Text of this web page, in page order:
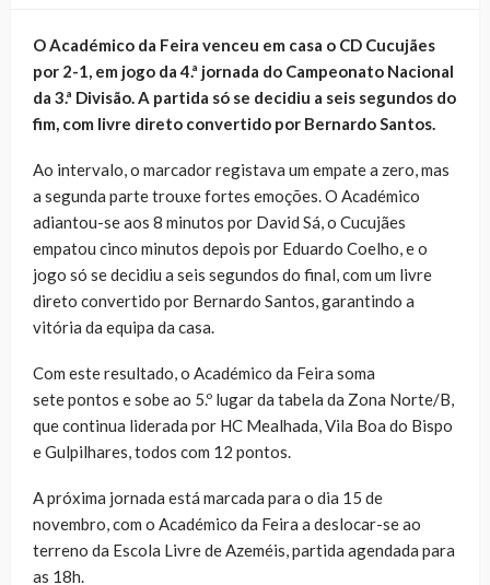
O Académico da Feira venceu em casa o CD Cucujães
por 2-1, em jogo da 4.ª jornada do Campeonato Nacional
da 3.ª Divisão. A partida só se decidiu a seis segundos do
fim, com livre direto convertido por Bernardo Santos.
Ao intervalo, o marcador registava um empate a zero, mas
a segunda parte trouxe fortes emoções. O Académico
adiantou-se aos 8 minutos por David Sá, o Cucujães
empatou cinco minutos depois por Eduardo Coelho, e o
jogo só se decidiu a seis segundos do final, com um livre
direto convertido por Bernardo Santos, garantindo a
vitória da equipa da casa.
Com este resultado, o Académico da Feira soma
sete pontos e sobe ao 5.º lugar da tabela da Zona Norte/B,
que continua liderada por HC Mealhada, Vila Boa do Bispo
e Gulpilhares, todos com 12 pontos.
A próxima jornada está marcada para o dia 15 de
novembro, com o Académico da Feira a deslocar-se ao
terreno da Escola Livre de Azeméis, partida agendada para
as 18h.